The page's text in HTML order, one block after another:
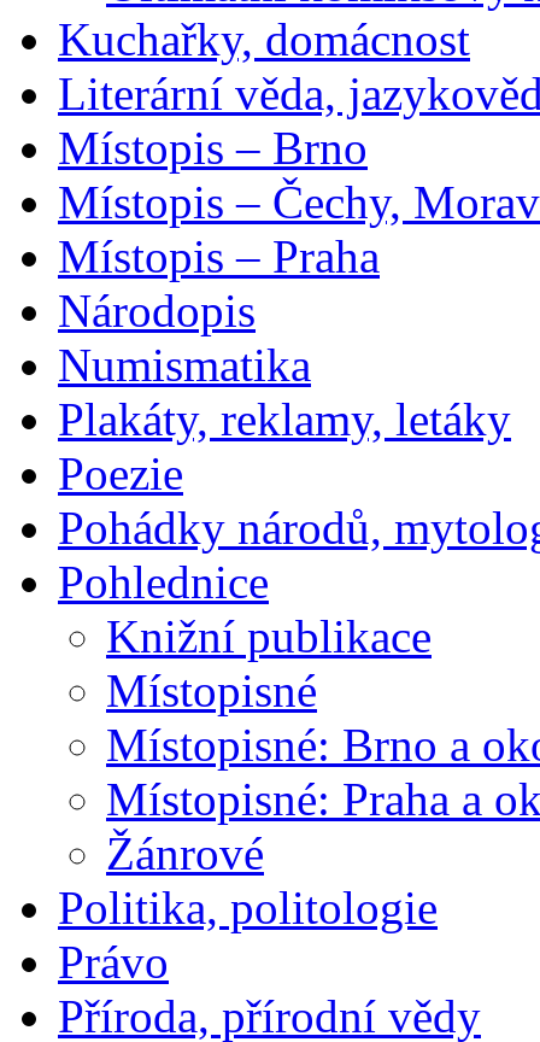
Kuchařky, domácnost
Literární věda,
Místopis – Brno
Místopis – Čechy,
Místopis – Praha
Národopis
Numismatika
Plakáty, reklamy, letáky
Poezie
Pohádky národů,
Pohlednice
Knižní publikace
Místopisné
Místopisné: Brno a
Místopisné: Praha a
Žánrové
Politika, politologie
Právo
Příroda, přírodní vědy